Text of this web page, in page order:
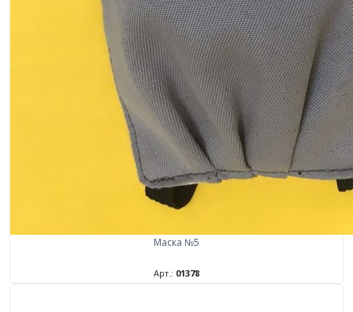
Маска №5
Арт.: 01378